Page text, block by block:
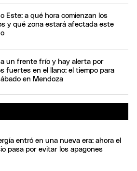
Este: a qué hora comienzan los
y qué zona estará afectada este
un frente frío y hay alerta por
fuertes en el llano: el tiempo para
en Mendoza
entró en una nueva era: ahora el
pasa por evitar los apagones